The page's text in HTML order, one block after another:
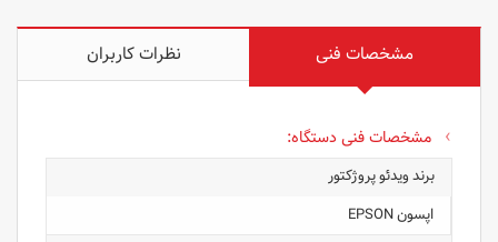
مشخصات فنی نظرات کاربران
مشخصات فنی دستگاه:
برند ویدئو پروژکتور
اپسون EPSON